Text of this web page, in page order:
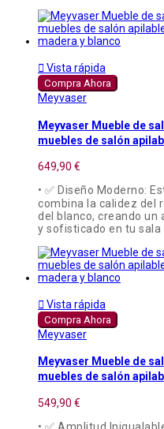
 Vista rápida
Compra Ahora
Meyvaser
Meyvaser Mueble de
muebles de salón
649,90 €
• ✅ Diseño Moderno:
combina la calidez del
del blanco, creando
y sofisticado en tu sala
 Vista rápida
Compra Ahora
Meyvaser
Meyvaser Mueble de
muebles de salón
549,90 €
• ✅ Amplitud